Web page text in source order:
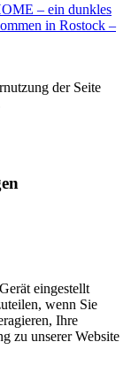
– ein dunkles
in Rostock –
der Seite
eingestellt
wenn Sie
Ihre
zu unserer Website